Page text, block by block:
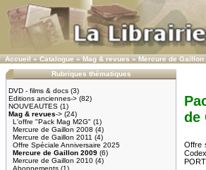
Accueil»Catalogue»Mag & revues»Mercure de Gaillon
Rubriques thématiques
DVD - films & docs (3)
Editions anciennes-> (82)
NOUVEAUTES (1)
Mag & revues-> (24)
L'offre "Pack Mag M2G" (1)
Mercure de Gaillon 2008 (4)
Mercure de Gaillon 2011 (4)
Offre Spéciale Anniversaire 2025
Mercure de Gaillon 2009 (6)
Mercure de Gaillon 2010 (4)
Abonnements (1)
de
Offre